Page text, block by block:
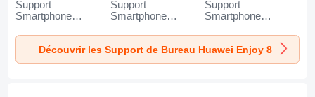
Support
Smartphone
Huawei Enjoy 8
Argent
Support
Smartphone
Huawei Enjoy 8
Blanc
Support
Smartphone
Huawei Enjoy 8
Noir
Découvrir les Support de Bureau Huawei Enjoy 8